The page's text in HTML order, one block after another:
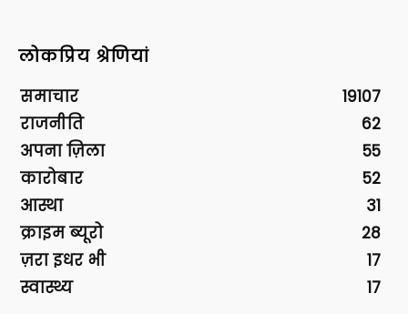
लोकप्रिय श्रेणियां
समाचार
19107
राजनीति
62
अपना ज़िला
55
कारोबार
52
आस्था
31
क्राइम ब्यूरो
28
ज़रा इधर भी
17
स्वास्थ्य
17